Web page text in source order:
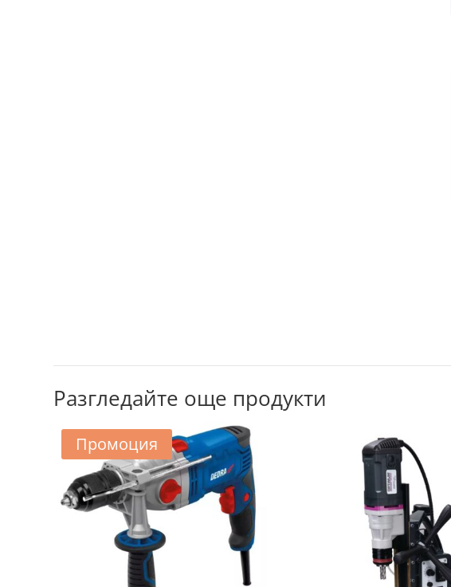
Разгледайте още продукти
Промоция